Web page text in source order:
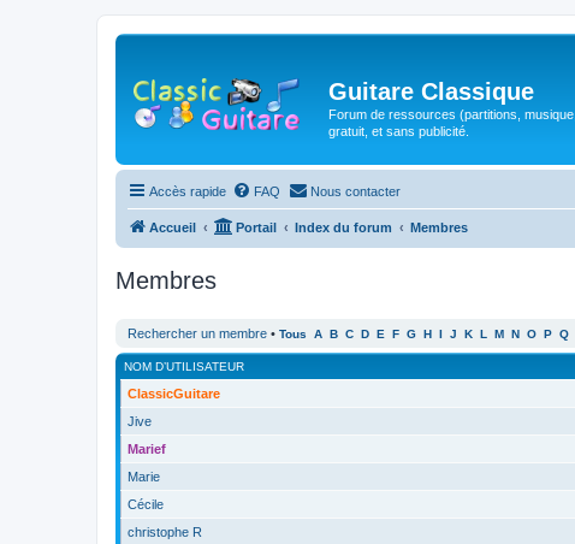
Guitare Classique
Forum de ressources (partitions,
gratuit, et sans publicité.
Accès rapide FAQ Nous contacter
Accueil Portail Index du forum Membres
Membres
Rechercher un membre • Tous A B C D E F G H I J K L M N O P Q
NOM D’UTILISATEUR
ClassicGuitare
Jive
Marief
Marie
Cécile
christophe R